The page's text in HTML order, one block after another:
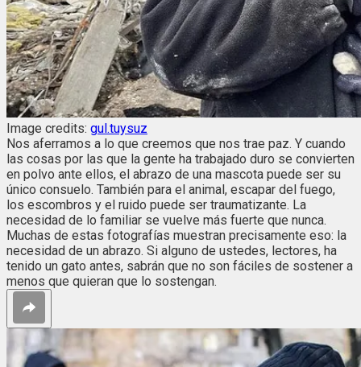
Image credits: gul.tuysuz
Nos aferramos a lo que creemos que nos trae paz. Y cuando
las cosas por las que la gente ha trabajado duro se convierten
en polvo ante ellos, el abrazo de una mascota puede ser su
único consuelo. También para el animal, escapar del fuego,
los escombros y el ruido puede ser traumatizante. La
necesidad de lo familiar se vuelve más fuerte que nunca.
Muchas de estas fotografías muestran precisamente eso⁠: la
necesidad de un abrazo. Si alguno de ustedes, lectores, ha
tenido un gato antes, sabrán que no son fáciles de sostener a
menos que quieran que lo sostengan.